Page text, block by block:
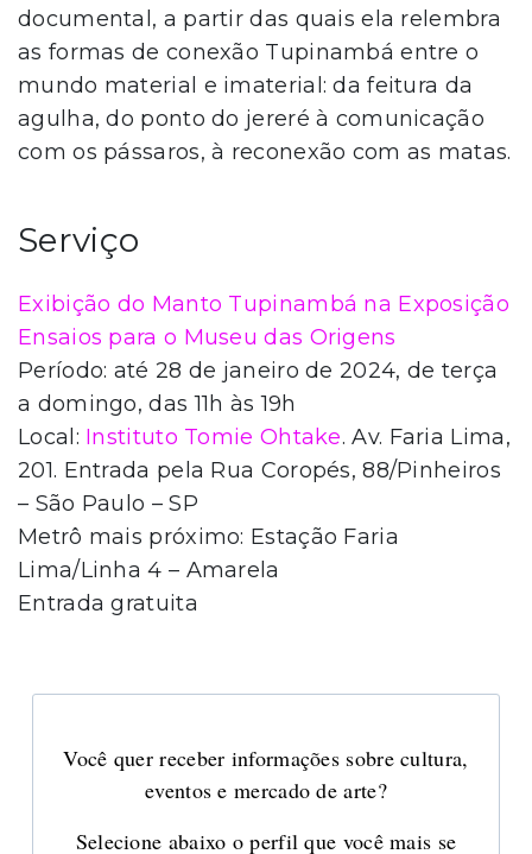
documental, a partir das quais ela relembra
as formas de conexão Tupinambá entre o
mundo material e imaterial: da feitura da
agulha, do ponto do jereré à comunicação
com os pássaros, à reconexão com as matas.
Serviço
Exibição do Manto Tupinambá na Exposição
Ensaios para o Museu das Origens
Período: até 28 de janeiro de 2024, de terça
a domingo, das 11h às 19h
Local: Instituto Tomie Ohtake. Av. Faria Lima,
201. Entrada pela Rua Coropés, 88/Pinheiros
– São Paulo – SP
Metrô mais próximo: Estação Faria
Lima/Linha 4 – Amarela
Entrada gratuita
Você quer receber informações sobre cultura,
eventos e mercado de arte?
Selecione abaixo o perfil que você mais se